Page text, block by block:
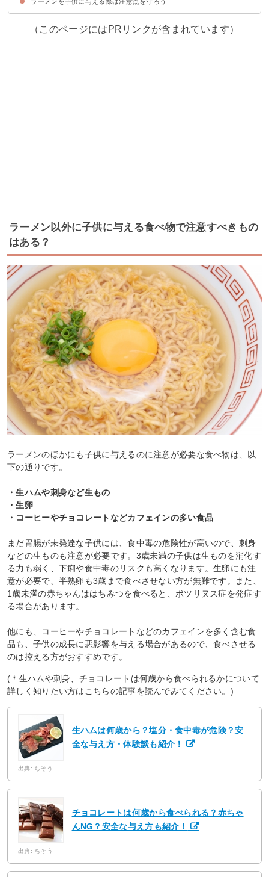
（このページにはPRリンクが含まれています）
ラーメン以外に子供に与える食べ物で注意すべきもの
はある？
ラーメンのほかにも子供に与えるのに注意が必要な食べ物は、以
下の通りです。
・生ハムや刺身など生もの
・生卵
・コーヒーやチョコレートなどカフェインの多い食品
まだ胃腸が未発達な子供には、食中毒の危険性が高いので、刺身
などの生ものも注意が必要です。3歳未満の子供は生ものを消化す
る力も弱く、下痢や食中毒のリスクも高くなります。生卵にも注
意が必要で、半熟卵も3歳まで食べさせない方が無難です。また、
1歳未満の赤ちゃんははちみつを食べると、ボツリヌス症を発症す
る場合があります。
他にも、コーヒーやチョコレートなどのカフェインを多く含む食
品も、子供の成長に悪影響を与える場合があるので、食べさせる
のは控える方がおすすめです。
(＊生ハムや刺身、チョコレートは何歳から食べられるかについて
詳しく知りたい方はこちらの記事を読んでみてください。)
生ハムは何歳から？塩分・食中毒が危険？安
全な与え方・体験談も紹介！
出典: ちそう
チョコレートは何歳から食べられる？赤ちゃ
んNG？安全な与え方も紹介！
出典: ちそう